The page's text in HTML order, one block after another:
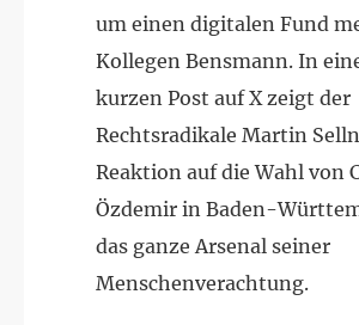
um einen digitalen Fund
Kollegen Bensmann. In
kurzen Post auf X zeigt der
Rechtsradikale Martin
Reaktion auf die Wahl von
Özdemir in Baden-
das ganze Arsenal seiner
Menschenverachtung.